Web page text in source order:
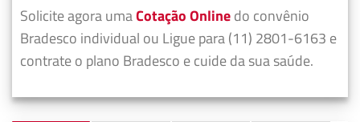
Solicite agora umaCotação Onlinedo convênio
Bradesco individual ou Ligue para (11) 2801-6163 e
contrate o plano Bradesco e cuide da sua saúde.